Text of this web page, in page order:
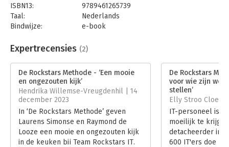
ISBN13:
9789461265739
Taal:
Nederlands
Bindwijze:
e-book
Bestandsformaat:
epub
Uitgever:
Uitgeverij Haystack
Druk:
1
Verschijningsdatum:
5-9-2023
Hoofdrubriek: Personeelsmanagement
Expertrecensies (2)
De Rockstars Methode - ‘Een mooie
en ongezouten kijk’
Hendrika Willemse-Vreugdenhil | 14
december 2023
In ‘De Rockstars Methode’ geven
Laurens Simonse en Raymond de
Looze een mooie en ongezouten kijk
in de keuken bij Team Rockstars IT.
De Rockstars
voor wie zijn
stellen’
Elly Stroo
IT-personeel is
moeilijk te
detacheerder in
600 IT'ers doe je